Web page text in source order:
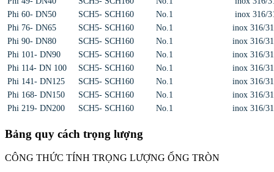
Phi 60- DN50
SCH5- SCH160 No.1
inox 316/
Phi 76- DN65
SCH5- SCH160 No.1
inox 316/
Phi 90- DN80
SCH5- SCH160 No.1
inox 316/
Phi 101- DN90
SCH5- SCH160 No.1
inox 316/
Phi 114- DN 100
SCH5- SCH160 No.1
inox 316/
Phi 141- DN125
SCH5- SCH160 No.1
inox 316/
Phi 168- DN150
SCH5- SCH160 No.1
inox 316/
Phi 219- DN200
SCH5- SCH160 No.1 inox 316/
Bảng quy cách trọng lượng
CÔNG THỨC TÍNH TRỌNG LƯỢNG ỐNG TRÒN